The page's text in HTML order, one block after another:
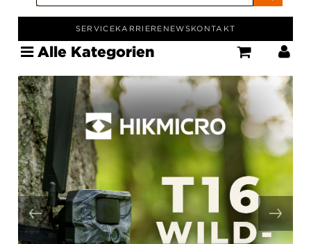
SERVICEKARRIERE NEWSKONTAKT
Alle Kategorien